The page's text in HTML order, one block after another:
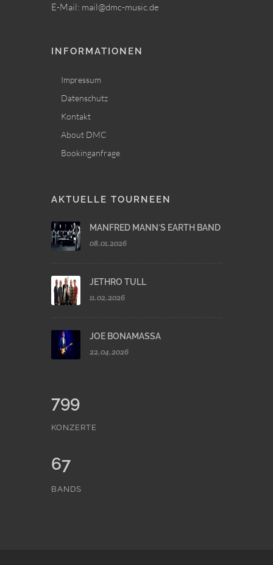
E-Mail: mail@dmc-music.de
INFORMATIONEN
Impressum
Datenschutz
Kontakt
About DMC
Bookinganfrage
AKTUELLE TOURNEEN
MANFRED MANN´S EARTH BAND
08.01.2026
JETHRO TULL
11.02.2026
JOE BONAMASSA
22.04.2026
799
KONZERTE
67
BANDS